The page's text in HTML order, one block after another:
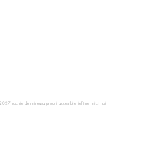
rochie de mireasa preturi accesibile ieftine mici noi